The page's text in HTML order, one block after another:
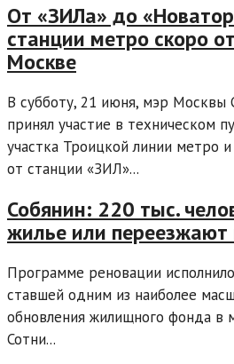
От «ЗИЛа» до
станции метро скоро
Москве
В субботу, 21 июня, мэр Москвы
принял участие в техническом
участка Троицкой линии метро
от станции «ЗИЛ»...
Собянин: 220 тыс.
жилье или переезжают
Программе реновации
ставшей одним из наиболее
обновления жилищного фонда в
Сотни...